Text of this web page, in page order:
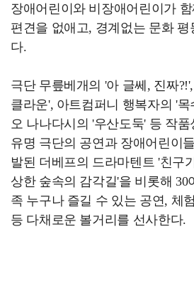
장애어린이와 비장애어린이가
편견을 없애고, 경계없는 문화
다.
극단 무릎베개의 '아 글쎄, 진짜
클라운', 아트컴퍼니 행복자의 '목
오 나나다시의 '우산도둑' 등 작
유명 극단의 공연과 장애어린이
발된 더베프의 드라마텐트 '친구
상한 숲속의 감각길'을 비롯해 30
족 누구나 즐길 수 있는 공연, 체
등 다채로운 볼거리를 선사한다.